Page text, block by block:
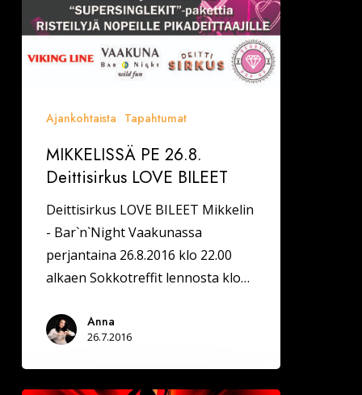
Ajankohtaista Tapahtumat
MIKKELISSÄ PE 26.8.
Deittisirkus LOVE BILEET
Deittisirkus LOVE BILEET Mikkelin
- Bar`n`Night Vaakunassa
perjantaina 26.8.2016 klo 22.00
alkaen Sokkotreffit lennosta klo…
Anna
26.7.2016